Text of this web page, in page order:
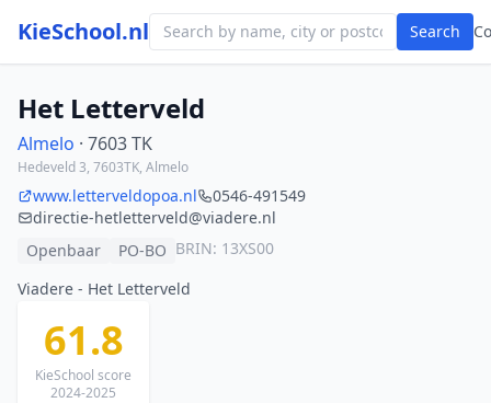
KieSchool.nl Search
Het Letterveld
Almelo · 7603 TK
Hedeveld 3, 7603TK, Almelo
www.letterveldopoa.nl
0546-491549
directie-hetletterveld@viadere.nl
Openbaar
PO-BO BRIN: 13XS00
Viadere - Het Letterveld
61.8
KieSchool score
2024-2025